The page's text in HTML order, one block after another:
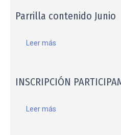
Parrilla contenido Junio
Leer más
INSCRIPCIÓN
Leer más